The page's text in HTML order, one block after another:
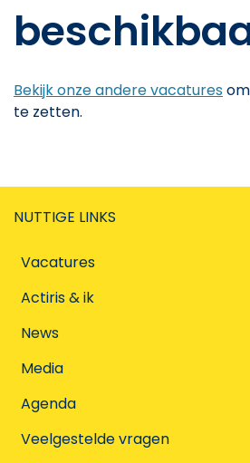
Bekijk onze andere vacatures
te zetten.
NUTTIGE LINKS
Vacatures
Actiris & ik
News
Media
Agenda
Veelgestelde vragen